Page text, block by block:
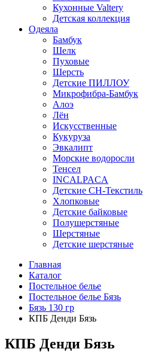
Кухонные Valtery
Детская коллекция
Одеяла
Бамбук
Шелк
Пуховые
Шерсть
Детские ПИЛЛОУ
Микрофибра-Бамбук
Алоэ
Лён
Искусственные
Кукуруза
Эвкалипт
Морские водоросли
Тенсел
INCALPACA
Детские СН-Текстиль
Хлопковые
Детские байковые
Полушерстяные
Шерстяные
Детские шерстяные
Главная
Каталог
Постельное белье
Постельное белье Бязь
Бязь 130 гр
КПБ Денди Бязь
КПБ Денди Бязь